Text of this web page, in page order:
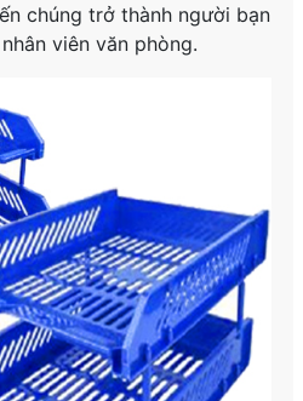
chúng trở thành người bạn
viên văn phòng.